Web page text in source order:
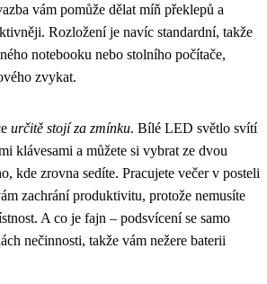
vám pomůže dělat míň překlepů a
Rozložení je navíc standardní, takže
notebooku nebo stolního počítače,
zvykat.
určitě stojí za zmínku. Bílé LED světlo svítí
klávesami a můžete si vybrat ze dvou
kde zrovna sedíte. Pracujete večer v posteli
zachrání produktivitu, protože nemusíte
A co je fajn – podsvícení se samo
nečinnosti, takže vám nežere baterii